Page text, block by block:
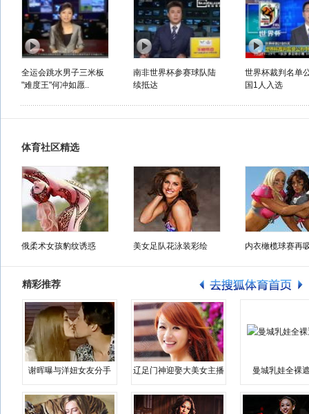
全运会跳水男子三米板
"难度王"何冲如愿..
南非世界杯参赛球队陆
续抵达
世界杯裁判名单
国1人入选
体育社区精选
俄柔术女孩豹纹诱惑 美女足队花泳装彩绘 内衣橄榄球赛再
精彩推荐
谢晖曝与洋妞女友分手 辽足门神迎娶大美女主播 曼城乳娃全裸